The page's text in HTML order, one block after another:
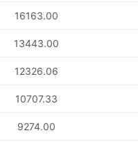
16163.00
13443.00
12326.06
10707.33
9274.00